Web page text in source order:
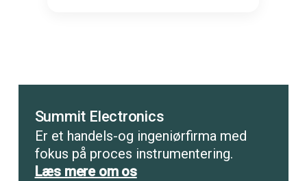
Summit Electronics
Er et handels-og ingeniørfirma med
fokus på proces instrumentering.
Læs mere om os